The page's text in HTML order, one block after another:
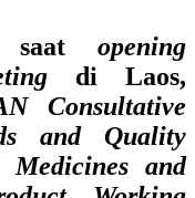
opening
di Laos,
Consultative
and Quality
and